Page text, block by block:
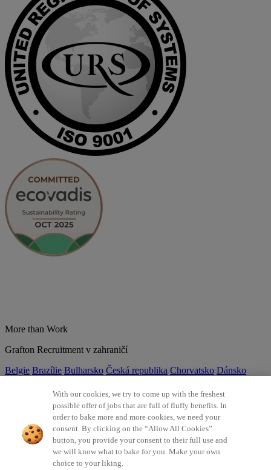
More than Work
Grafton Recruitment v zahraničí
Belgie Brazílie Bulharsko Česká republika Chorvatsko Dánsko
Německo Nizozemsko Norsko Polsko Portugalsko
Slovensko Španělsko Srbsko Švýcarsko Turecko
©2026 Všechna práva vyhrazena Grafton Recruitment
Ochrana osobních údajů Zásady používání cookies Všeobecné
Digitální přístupnost
With our cookies, we try to come up with the freshest
possible offer of jobs that are full of fluffy benefits. In
order to bake more and more cookies, we need your
consent. By clicking on the “Allow All Cookies”
button, you provide your consent to their full use and
we will know what to bake for you. Make your own
choice to your liking.